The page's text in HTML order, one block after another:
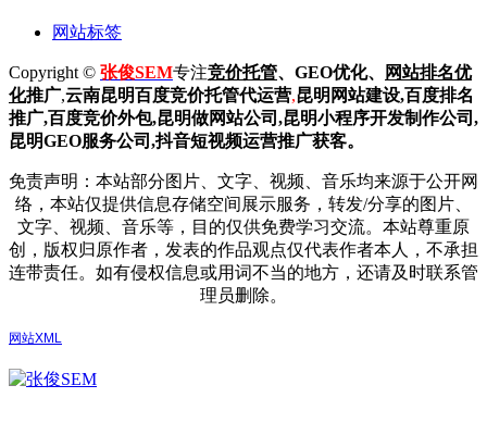
网站标签
Copyright © 张俊SEM专注竞价托管、GEO优化、
网站排名优
化推广,云南昆明百度竞价托管代运营,昆明网站建设,百度排名
推广,百度竞价外包,昆明做网站公司,昆明小程序开发制作公司,
昆明GEO服务公司,抖音短视频运营推广获客。
免责声明：本站部分图片、文字、视频、音乐均来源于公开网
络，本站仅提供信息存储空间展示服务，转发/分享的图片、
文字、视频、音乐等，目的仅供免费学习交流。本站尊重原
创，版权归原作者，发表的作品观点仅代表作者本人，不承担
连带责任。如有侵权信息或用词不当的地方，还请及时联系管
理员删除。
网站XML